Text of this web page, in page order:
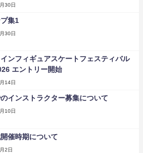
30日
集1
30日
ンフィギュアスケートフェスティバル
エントリー開始
14日
インストラクター募集について
10日
催時期について
2日